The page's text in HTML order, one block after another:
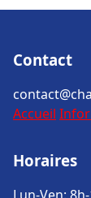
Contact
Accueil
Horaires